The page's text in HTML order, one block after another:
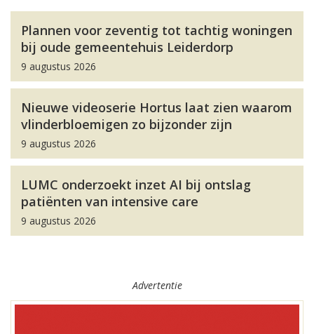
Plannen voor zeventig tot tachtig woningen
bij oude gemeentehuis Leiderdorp
9 augustus 2026
Nieuwe videoserie Hortus laat zien waarom
vlinderbloemigen zo bijzonder zijn
9 augustus 2026
LUMC onderzoekt inzet AI bij ontslag
patiënten van intensive care
9 augustus 2026
Advertentie